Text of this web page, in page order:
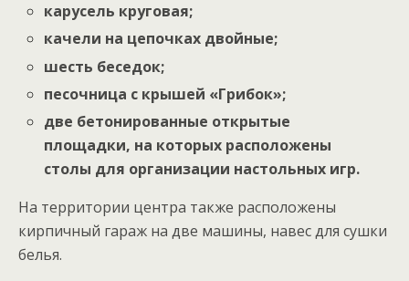
карусель круговая;
качели на цепочках двойные;
шесть беседок;
песочница с крышей «Грибок»;
две бетонированные открытые
площадки, на которых расположены
столы для организации настольных игр.
На территории центра также расположены
кирпичный гараж на две машины, навес для сушки
белья.